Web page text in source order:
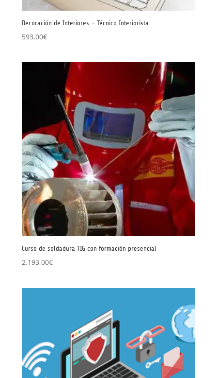
Decoración de Interiores – Técnico Interiorista
593,00€
Curso de soldadura TIG con formación presencial
2.193,00€